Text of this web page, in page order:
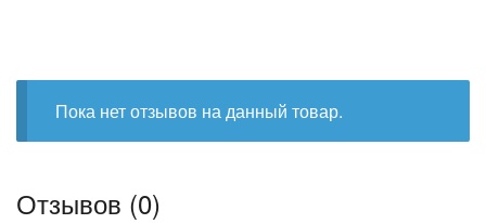
Пока нет отзывов на данный товар.
Отзывов (0)